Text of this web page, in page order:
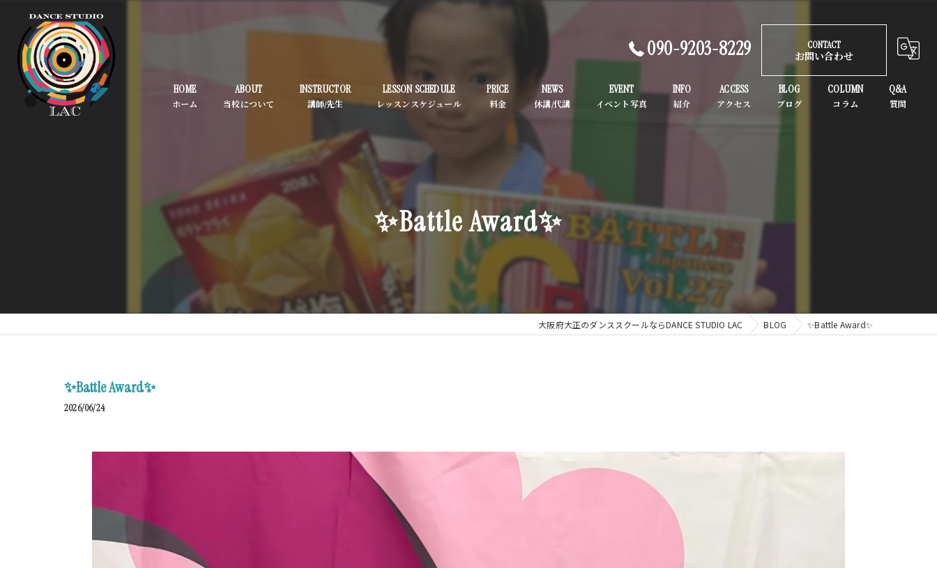
090-9203-8229
CONTACT
お問い合わせ
HOME ABOUT INSTRUCTOR LESSON SCHEDULE PRICE NEWS EVENT INFO
初心者
ヒップホップ
ACCESS BLOG COLUMN Q&A
✨Battle Award✨
大阪府大正のダンススクールならDANCE STUDIO LAC BLOG ✨Battle Award✨
✨Battle Award✨
2026/06/24